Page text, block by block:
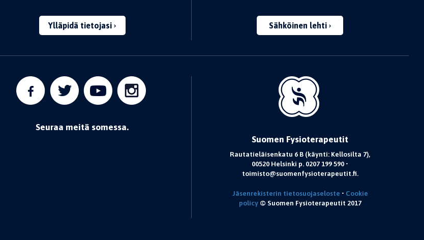
Ylläpidä tietojasi Sähköinen lehti
Seuraa meitä somessa.
Suomen Fysioterapeutit
Rautatieläisenkatu 6 B (käynti: Kellosilta 7),
00520 Helsinki p. 0207 199 590 •
toimisto@suomenfysioterapeutit.fi.
Jäsenrekisterin tietosuojaseloste • Cookie
policy© Suomen Fysioterapeutit 2017